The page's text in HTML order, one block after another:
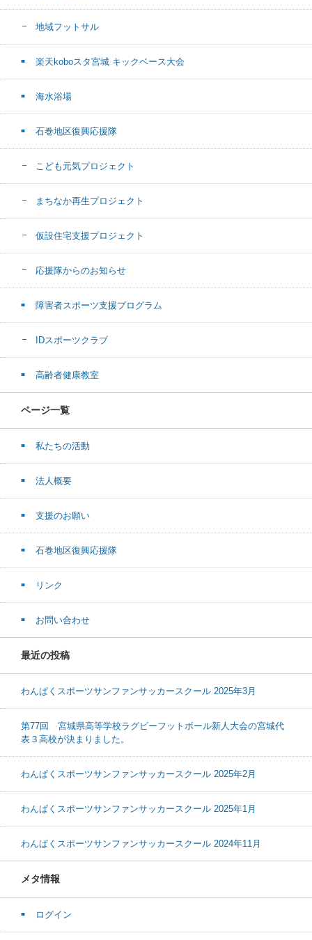
地域フットサル
楽天koboスタ宮城 キックベース大会
海水浴場
石巻地区復興応援隊
こども元気プロジェクト
まちなか再生プロジェクト
仮設住宅支援プロジェクト
応援隊からのお知らせ
障害者スポーツ支援プログラム
IDスポーツクラブ
高齢者健康教室
ページ一覧
私たちの活動
法人概要
支援のお願い
石巻地区復興応援隊
リンク
お問い合わせ
最近の投稿
わんぱくスポーツサンファンサッカースクール 2025年3月
第77回 宮城県高等学校ラグビーフットボール新人大会の宮城代
表３高校が決まりました。
わんぱくスポーツサンファンサッカースクール 2025年2月
わんぱくスポーツサンファンサッカースクール 2025年1月
わんぱくスポーツサンファンサッカースクール 2024年11月
メタ情報
ログイン